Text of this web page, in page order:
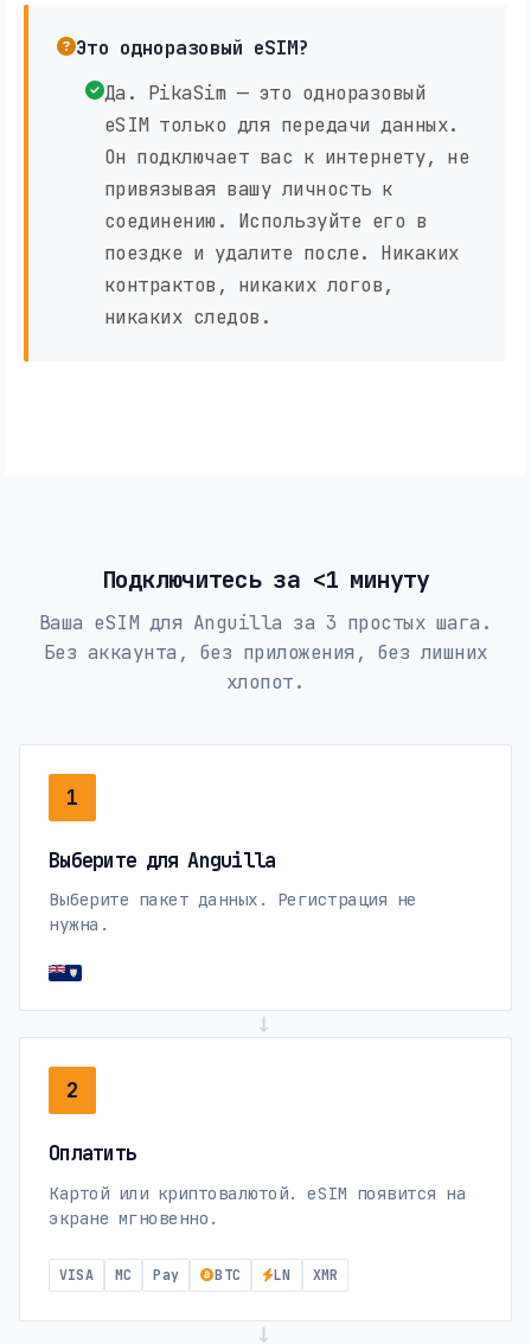
Это одноразовый eSIM?
Да. PikaSim — это одноразовый
eSIM только для передачи данных.
Он подключает вас к интернету, не
привязывая вашу личность к
соединению. Используйте его в
поездке и удалите после. Никаких
контрактов, никаких логов,
никаких следов.
Подключитесь за <1 минуту
Ваша eSIM для Anguilla за 3 простых шага.
Без аккаунта, без приложения, без лишних
хлопот.
1
Выберите для Anguilla
Выберите пакет данных. Регистрация не
нужна.
→
2
Оплатить
Картой или криптовалютой. eSIM появится на
экране мгновенно.
VISA MC Pay BTC LN XMR
→